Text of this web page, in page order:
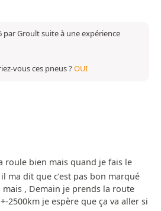
par Groult suite à une expérience
vous ces pneus ?OUI
roule bien mais quand je fais le
ma dit que c’est pas bon marqué
, Demain je prends la route
2500km je espère que ça va aller si